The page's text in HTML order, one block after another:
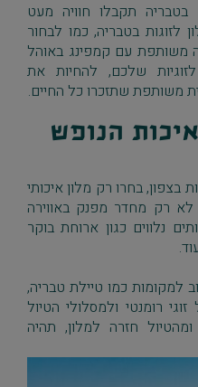
תקבלו חוויה מעט
לזוגות בטבריה, כמו לבחור
משותפת עם קמפינג באוהל
שלכם, להחיות את
משותפת שתזכרו כל החיים.
הנופש
בצפון, בחרו רק מלון איכותי
לא רק מחדר מפנק באווירה
נלווים כגון ארוחת בוקר
למקומות כמו טיילת טבריה,
רומנטי ולמסלולי הטיול
חזרה למלון, תהיה